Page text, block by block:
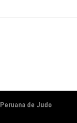
de Judo